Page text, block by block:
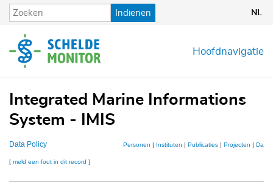
Overslaan
en
de
inhoud
Indienen NL
Hoofdnavigatie
Integrated Marine Informations
System - IMIS
Data Policy Personen | Instituten | Publicaties| Projecten |
[ meld een fout in dit record ]